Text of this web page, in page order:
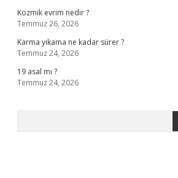
Kozmik evrim nedir ?
Temmuz 26, 2026
Karma yıkama ne kadar sürer ?
Temmuz 24, 2026
19 asal mı ?
Temmuz 24, 2026